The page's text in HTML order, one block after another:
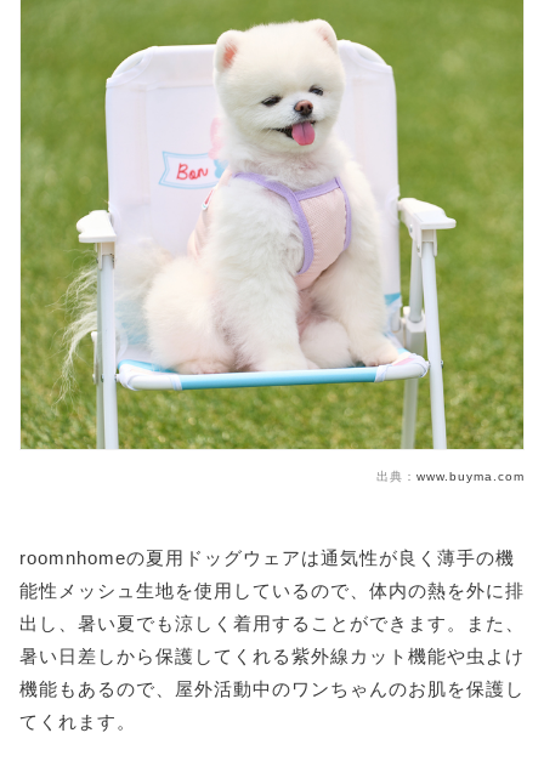
出典： www.buyma.com
roomnhomeの夏用ドッグウェアは通気性が良く薄手の機
能性メッシュ生地を使用しているので、体内の熱を外に排
出し、暑い夏でも涼しく着用することができます。また、
暑い日差しから保護してくれる紫外線カット機能や虫よけ
機能もあるので、屋外活動中のワンちゃんのお肌を保護し
てくれます。